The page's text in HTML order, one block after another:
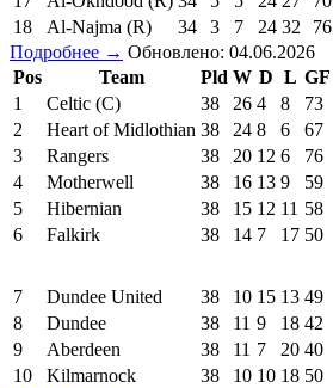
18
Al-Najma (R) 34 3 7 24 32 76
Подробнее → Обновлено: 04.06.2026
Pos
Team Pld W D L GF
1
Celtic (C) 38 26 4 8 73
2
Heart of Midlothian 38 24 8 6 67
3
Rangers 38 20 12 6 76
4
Motherwell 38 16 13 9 59
5
Hibernian 38 15 12 11 58
6
Falkirk 38 14 7 17 50
7 Dundee United 38 10 15 13 49
8
Dundee 38 11 9 18 42
9
Aberdeen 38 11 7 20 40
10
Kilmarnock 38 10 10 18 50